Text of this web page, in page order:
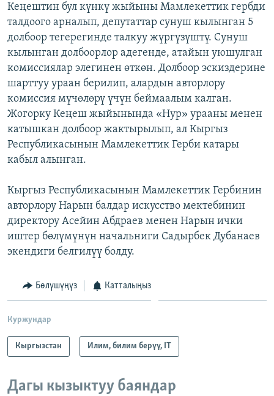
Кеңештин бул күнкү жыйыны Мамлекеттик гербди
талдоого арналып, депутаттар сунуш кылынган 5
долбоор тегерегинде талкуу жүргүзүштү. Сунуш
кылынган долбоорлор адегенде, атайын уюшулган
комиссиялар элегинен өткөн. Долбоор эскиздерине
шарттуу ураан берилип, алардын авторлору
комиссия мүчөлөрү үчүн беймаалым калган.
Жогорку Кеңеш жыйынында «Нур» урааны менен
катышкан долбоор жактырылып, ал Кыргыз
Республикасынын Мамлекеттик Герби катары
кабыл алынган.
Кыргыз Республикасынын Мамлекеттик Гербинин
авторлору Нарын балдар искусство мектебинин
директору Асейин Абдраев менен Нарын ички
иштер бөлүмүнүн начальниги Садырбек Дубанаев
экендиги белгилүү болду.
Бөлүшүңүз Катталыңыз
Куржундар
Кыргызстан Илим, билим берүү, IT
Дагы кызыктуу баяндар